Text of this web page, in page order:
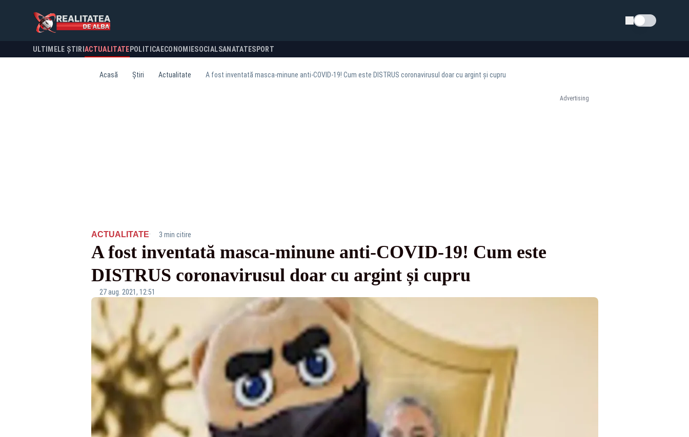
Schimba tema
ULTIMELE ȘTIRI ACTUALITATE POLITICA ECONOMIESOCIALSANATATESPORT
Acasă Știri Actualitate A fost inventată masca-minune anti-COVID-19! Cum este DISTRUS coronavirusul doar cu argint și cupru
Advertising
ACTUALITATE· 3 min citire
A fost inventată masca-minune anti-COVID-19! Cum este
DISTRUS coronavirusul doar cu argint și cupru
27 aug. 2021, 12:51